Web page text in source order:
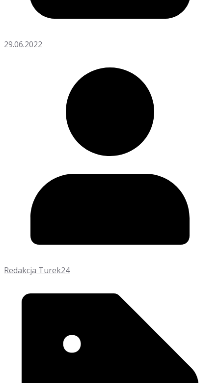
29.06.2022
Redakcja Turek24